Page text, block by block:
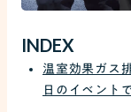
INDEX
温室効果ガス
日のイベント